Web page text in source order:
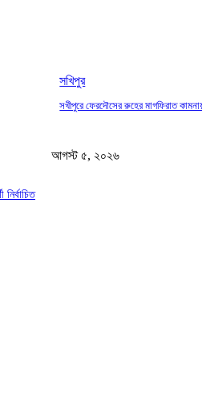
সখিপুর
সখীপুরে ফেরদৌসের রুহের মাগফিরাত
আগস্ট ৫, ২০২৬